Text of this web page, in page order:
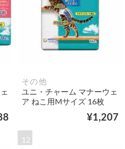
その他
ユニ・チャーム マナーウェ
ア ねこ用Mサイズ 16枚
¥1,207
12